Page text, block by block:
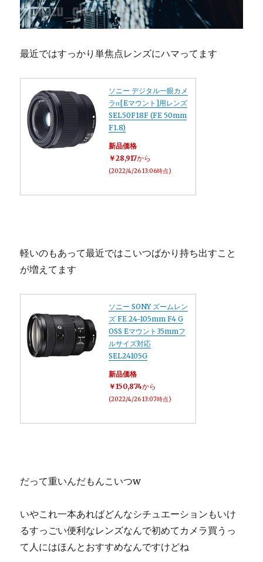
最近ではすっかり単焦点レンズにハマってます
ソニー デジタル一眼カメ
ラα[Eマウント]用レンズ
SEL50F18F (FE 50mm
F1.8)
新品価格
￥28,917から
(2022/4/26 13:06時点)
軽いのもあって最近ではこいつばかり持ち出すこと
が増えてます
ソニー SONY ズームレン
ズ FE 24-105mm F4 G
OSS Eマウント35mmフ
ルサイズ対応
SEL24105G
新品価格
￥150,874から
(2022/4/26 13:07時点)
だって重いんだもんこいつw
いやこれ一本あればどんなシチュエーションもいけ
るすっごい便利なレンズなんで初めてカメラ買うっ
て人にはほんとおすすめなんですけどね